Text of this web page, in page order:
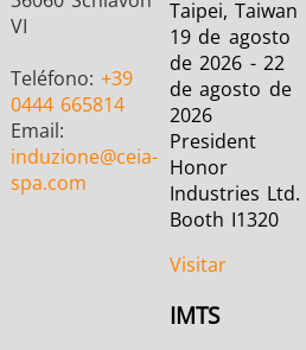
VI
Teléfono:+39
0444 665814
Email:
induzione@ceia-
spa.com
Taipei, Taiwan
19 de agosto
de 2026 - 22
de agosto de
2026
President
Honor
Industries Ltd.
Booth I1320
Visitar
IMTS